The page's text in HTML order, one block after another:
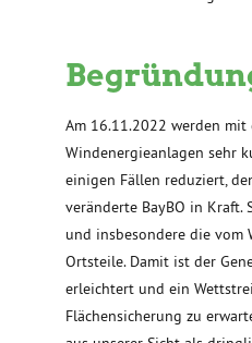
Am 16.11.2022 werden
Windenergieanlagen sehr
einigen Fällen reduziert,
veränderte BayBO in Kraft.
und insbesondere die vom
Ortsteile. Damit ist der
erleichtert und ein
Flächensicherung zu